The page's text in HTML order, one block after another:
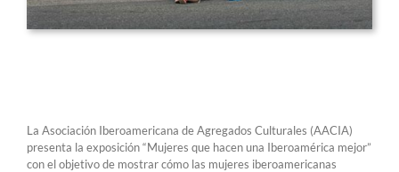
La Asociación Iberoamericana de Agregados Culturales (AACIA)
presenta la exposición “Mujeres que hacen una Iberoamérica mejor”
con el objetivo de mostrar cómo las mujeres iberoamericanas